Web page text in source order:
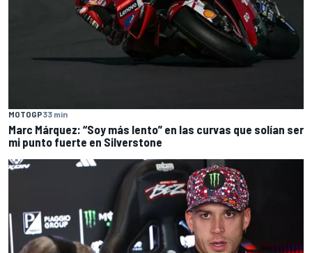
MOTOGP33 min
Marc Márquez: “Soy más lento” en las curvas que solían ser
mi punto fuerte en Silverstone